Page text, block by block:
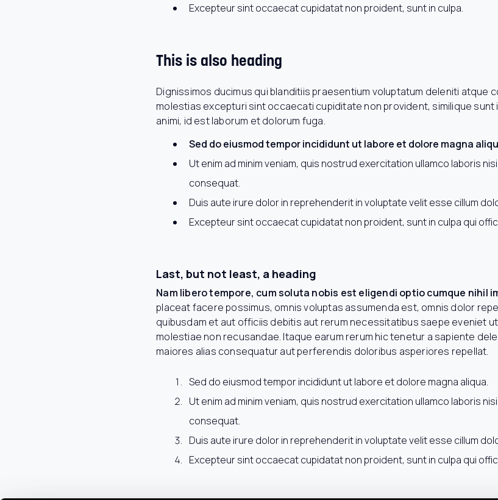
Excepteur sint occaecat cupidatat non proident, sunt in culpa.
This is also heading
Dignissimos ducimus qui blanditiis praesentium voluptatum deleniti atque
molestias excepturi sint occaecati cupiditate non provident, similique sunt
animi, id est laborum et dolorum fuga.
Sed do eiusmod tempor incididunt ut labore et dolore magna
Ut enim ad minim veniam, quis nostrud exercitation ullamco laboris
consequat.
Duis aute irure dolor in reprehenderit in voluptate velit esse cillum
Excepteur sint occaecat cupidatat non proident, sunt in culpa qui
Last, but not least, a heading
Nam libero tempore, cum soluta nobis est eligendi optio cumque nihil
placeat facere possimus, omnis voluptas assumenda est, omnis dolor
quibusdam et aut officiis debitis aut rerum necessitatibus saepe eveniet
molestiae non recusandae. Itaque earum rerum hic tenetur a sapiente
maiores alias consequatur aut perferendis doloribus asperiores repellat.
Sed do eiusmod tempor incididunt ut labore et dolore magna aliqua.
Ut enim ad minim veniam, quis nostrud exercitation ullamco laboris
consequat.
Duis aute irure dolor in reprehenderit in voluptate velit esse cillum
Excepteur sint occaecat cupidatat non proident, sunt in culpa qui